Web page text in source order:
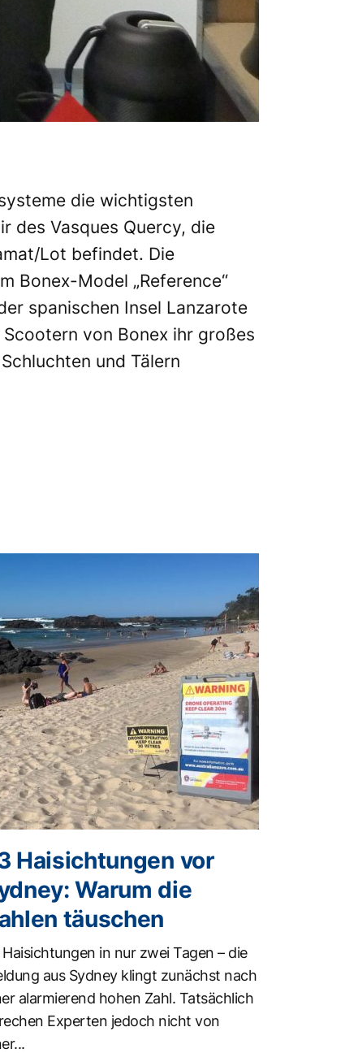
die wichtigsten
des Vasques Quercy, die
Lot befindet. Die
Bonex-Model „Reference“
spanischen Insel Lanzarote
von Bonex ihr großes
und Tälern
Haisichtungen vor
Warum die
täuschen
in nur zwei Tagen – die
aus Sydney klingt zunächst nach
alarmierend hohen Zahl. Tatsächlich
Experten jedoch nicht von